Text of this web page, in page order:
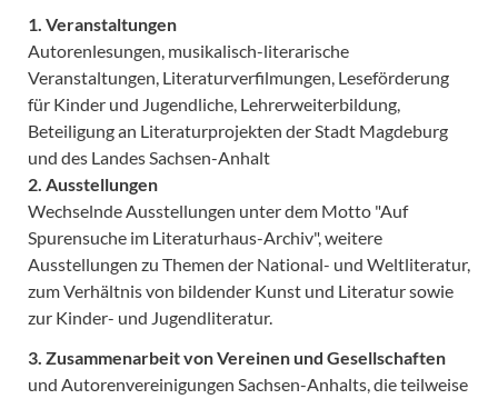
1. Veranstaltungen
Autorenlesungen, musikalisch-literarische
Veranstaltungen, Literaturverfilmungen, Leseförderung
für Kinder und Jugendliche, Lehrerweiterbildung,
Beteiligung an Literaturprojekten der Stadt Magdeburg
und des Landes Sachsen-Anhalt
2. Ausstellungen
Wechselnde Ausstellungen unter dem Motto "Auf
Spurensuche im Literaturhaus-Archiv", weitere
Ausstellungen zu Themen der National- und Weltliteratur,
zum Verhältnis von bildender Kunst und Literatur sowie
zur Kinder- und Jugendliteratur.
3. Zusammenarbeit von Vereinen und Gesellschaften
und Autorenvereinigungen Sachsen-Anhalts, die teilweise